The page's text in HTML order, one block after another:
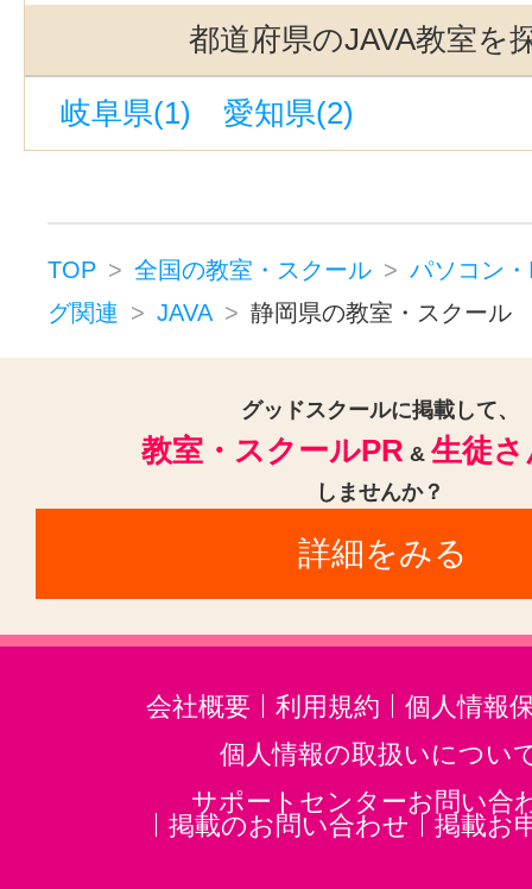
マイクロソフト オフィス スペ
パソコン入門(1)
ホームページ・WEB制作(1)
パソコン・ITプログラミングそ
都道府県のJAVA教室を
岐阜県(1) 愛知県(2)
TOP 全国の教室・スクール
パソコン
グ関連
JAVA 静岡県の教室・スクール
グッドスクールに掲載して、
教室・スクールPR & 生徒
しませんか？
詳細をみる
会社概要 利用規約
個人情報
個人情報の取扱いについ
サポートセンターお問い合
掲載のお問い合わせ
掲載お